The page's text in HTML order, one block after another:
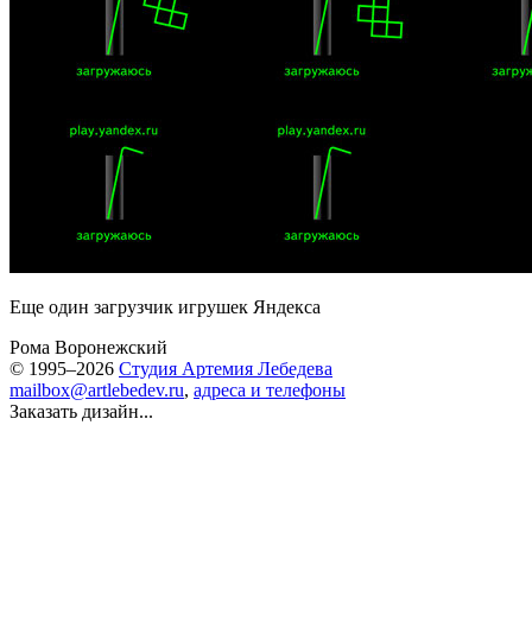
Еще один загрузчик игрушек Яндекса
Рома Воронежский
© 1995–2026 Студия Артемия Лебедева
mailbox@artlebedev.ru, адреса и телефоны
Заказать дизайн...